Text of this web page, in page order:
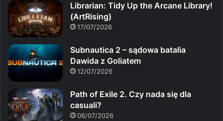
Librarian: Tidy Up the Arcane Library!
(ArtRising)
17/07/2026
Subnautica 2 – sądowa batalia
Dawida z Goliatem
12/07/2026
Path of Exile 2. Czy nada się dla
casuali?
06/07/2026